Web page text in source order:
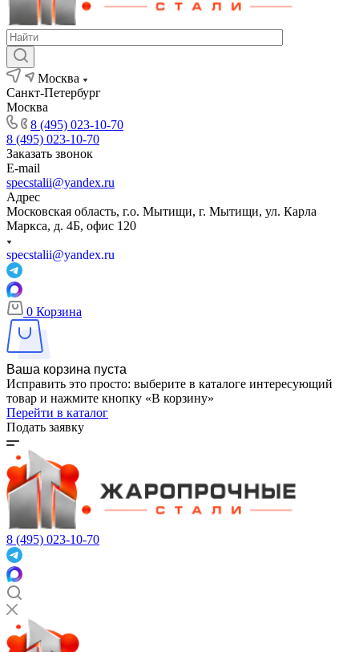
Москва
Санкт-Петербург
Москва
8 (495) 023-10-70
8 (495) 023-10-70
Заказать звонок
E-mail
specstalii@yandex.ru
Адрес
Московская область, г.о. Мытищи, г. Мытищи, ул. Карла
Маркса, д. 4Б, офис 120
specstalii@yandex.ru
0 Корзина
Ваша корзина пуста
Исправить это просто: выберите в каталоге интересующий
товар и нажмите кнопку «В корзину»
Перейти в каталог
Подать заявку
8 (495) 023-10-70